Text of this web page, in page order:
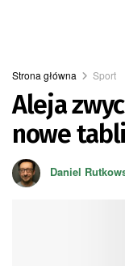
Strona główna Sport
Aleja
nowe
Daniel